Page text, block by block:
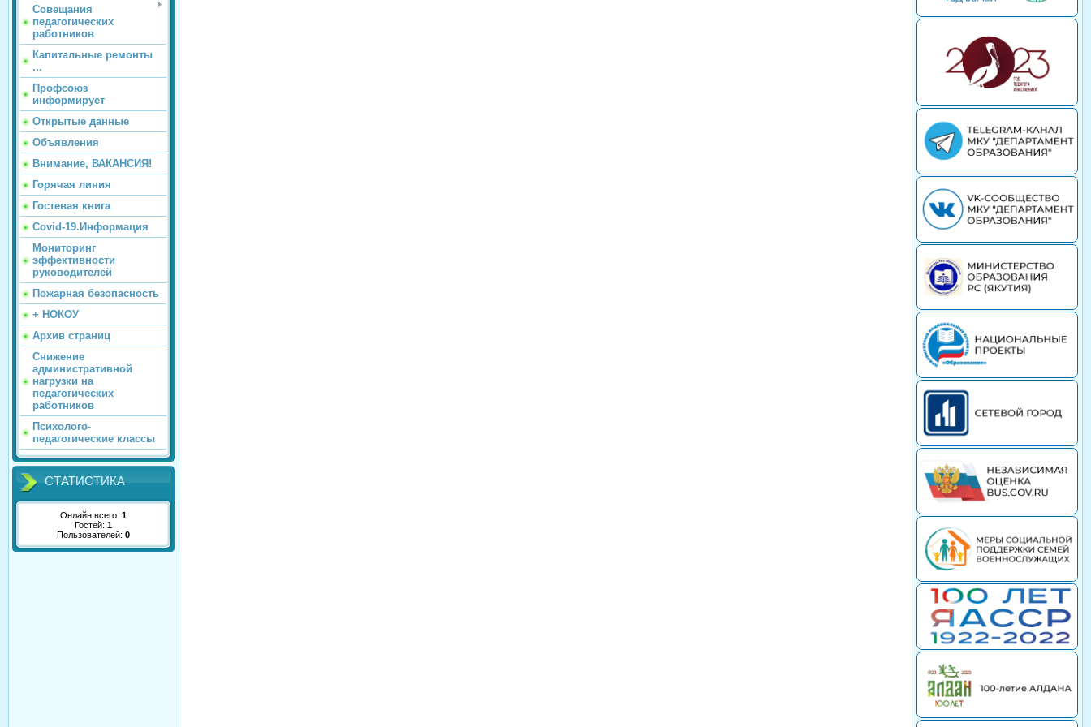
Совещания
педагогических
работников
Капитальные ремонты
...
Профсоюз
информирует
Открытые данные
Объявления
Внимание, ВАКАНСИЯ!
Горячая линия
Гостевая книга
Covid-19.Информация
Мониторинг
эффективности
руководителей
Пожарная безопасность
+ НОКОУ
Архив страниц
Снижение
административной
нагрузки на
педагогических
работников
Психолого-
педагогические классы
СТАТИСТИКА
Онлайн всего: 1
Гостей: 1
Пользователей: 0